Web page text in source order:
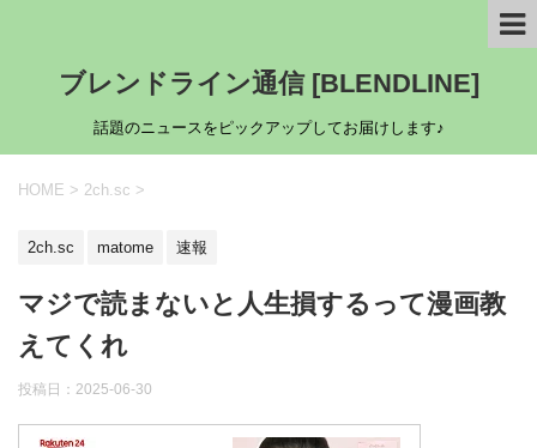
ブレンドライン通信 [BLENDLINE]
話題のニュースをピックアップしてお届けします♪
HOME > 2ch.sc >
2ch.sc matome 速報
マジで読まないと人生損するって漫画教
えてくれ
投稿日： 2025-06-30